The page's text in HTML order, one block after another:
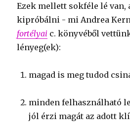
Ezek mellett sokféle lé van,
kipróbálni - mi Andrea Kern
fortélyai c. könyvéből
lényeg(ek):
magad is meg tudod
minden felhasználható
jól érzi magát az adott